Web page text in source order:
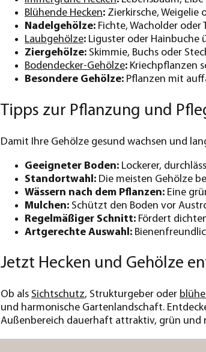
Blühende Hecken: Zierkirsche, Weigelie
Nadelgehölze: Fichte, Wacholder
Laubgehölze: Liguster oder Hainbuche
Ziergehölze: Skimmie, Buchs oder
Bodendecker-Gehölze: Kriechpflanzen
Besondere Gehölze: Pflanzen mit
Tipps zur Pflanzung und
Damit Ihre Gehölze gesund wachsen und
Geeigneter Boden: Lockerer,
Standortwahl: Die meisten Gehölze
Wässern nach dem Pflanzen: Eine
Mulchen: Schützt den Boden vor
Regelmäßiger Schnitt: Fördert
Artgerechte Auswahl:
Jetzt Hecken und Gehölze
Ob als Sichtschutz, Strukturgeber oder
und harmonische Gartenlandschaft.
Außenbereich dauerhaft attraktiv, grün und